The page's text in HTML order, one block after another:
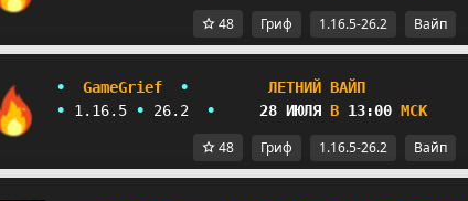
48 Гриф 1.16.5-26.2 Вайп
• GameGrief • ЛЕТНИЙ ВАЙП
•
1 . 16. 5 • 26.2 • 28 ИЮЛЯ В 13:00 МСК
48 Гриф 1.16.5-26.2 Вайп